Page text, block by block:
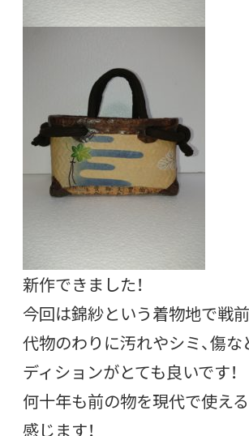
新作できました！
今回は錦紗という着物地で戦
代物のわりに汚れやシミ、傷
ディションがとても良いです！
何十年も前の物を現代で使え
感じます！